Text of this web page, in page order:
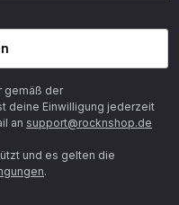
gemäß der
deine Einwilligung jederzeit
an support@rocknshop.de
und es gelten die
.